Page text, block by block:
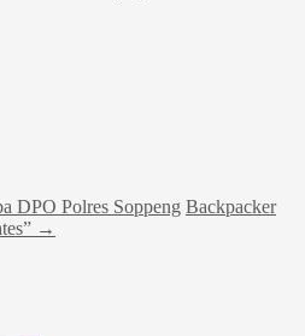
DPO Polres Soppeng Backpacker
→